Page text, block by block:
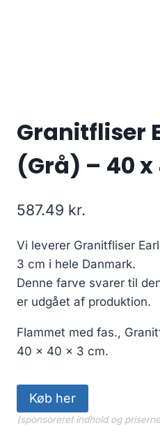
Granitfliser
(Grå) – 40 x
587.49 kr.
Vi leverer Granitfliser
3 cm i hele Danmark.
Denne farve svarer til
er udgået af produktion.
Flammet med fas.,
40 x 40 x 3 cm.
Køb her
(sponsoreret indhold og